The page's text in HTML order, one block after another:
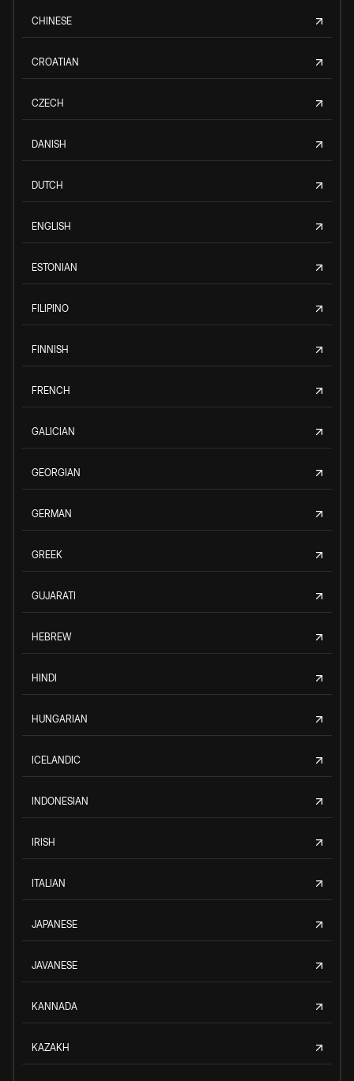
CHINESE
CROATIAN
CZECH
DANISH
DUTCH
ENGLISH
ESTONIAN
FILIPINO
FINNISH
FRENCH
GALICIAN
GEORGIAN
GERMAN
GREEK
GUJARATI
HEBREW
HINDI
HUNGARIAN
ICELANDIC
INDONESIAN
IRISH
ITALIAN
JAPANESE
JAVANESE
KANNADA
KAZAKH